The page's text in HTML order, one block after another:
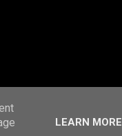
LEARN MORE